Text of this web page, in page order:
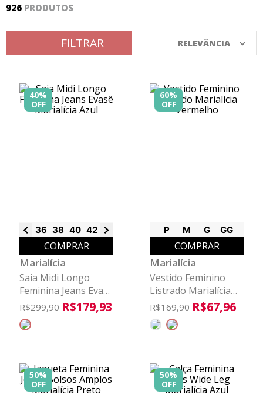
926 PRODUTOS
FILTRAR RELEVÂNCIA
40%
OFF
36 38 40 42 44
COMPRAR
Marialícia
Saia Midi Longo
Feminina Jeans Evasê
Marialícia Azul
R$299,90 R$179,93
60%
OFF
P M G GG
COMPRAR
Marialícia
Vestido Feminino
Listrado Marialícia
Vermelho
R$169,90 R$67,96
50%
OFF
50%
OFF
8º
calça
9º
vestidos
colorittá